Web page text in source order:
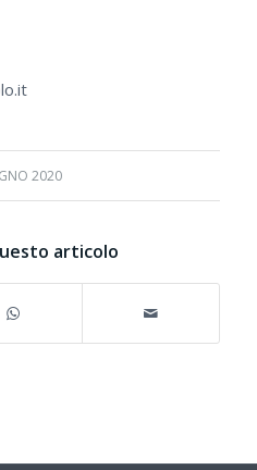
2020
articolo